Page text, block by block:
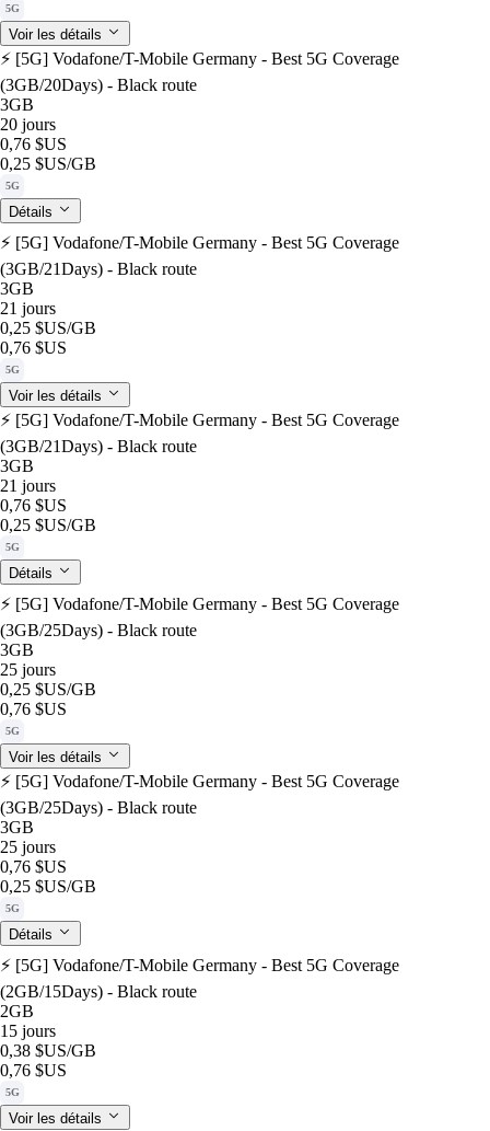
5G
Voir les détails
⚡️ [5G] Vodafone/T-Mobile Germany - Best 5G Coverage
(3GB/20Days) - Black route
3GB
20 jours
0,76 $US
0,25 $US/GB
5G
Détails
⚡️ [5G] Vodafone/T-Mobile Germany - Best 5G Coverage
(3GB/21Days) - Black route
3GB
21 jours
0,25 $US/GB
0,76 $US
5G
Voir les détails
⚡️ [5G] Vodafone/T-Mobile Germany - Best 5G Coverage
(3GB/21Days) - Black route
3GB
21 jours
0,76 $US
0,25 $US/GB
5G
Détails
⚡️ [5G] Vodafone/T-Mobile Germany - Best 5G Coverage
(3GB/25Days) - Black route
3GB
25 jours
0,25 $US/GB
0,76 $US
5G
Voir les détails
⚡️ [5G] Vodafone/T-Mobile Germany - Best 5G Coverage
(3GB/25Days) - Black route
3GB
25 jours
0,76 $US
0,25 $US/GB
5G
Détails
⚡️ [5G] Vodafone/T-Mobile Germany - Best 5G Coverage
(2GB/15Days) - Black route
2GB
15 jours
0,38 $US/GB
0,76 $US
5G
Voir les détails